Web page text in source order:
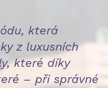
která
z luxusních
které díky
– při správné